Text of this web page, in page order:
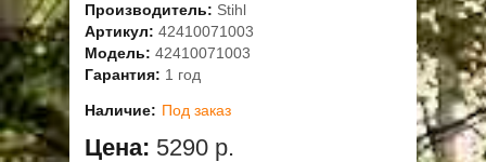
Производитель: Stihl
Артикул: 42410071003
Модель: 42410071003
Гарантия: 1 год
Наличие: Под заказ
Цена: 5290 р.